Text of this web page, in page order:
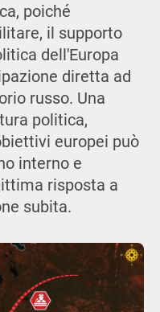
poiché
il supporto
dell'Europa
diretta ad
russo. Una
politica,
europei può
interno e
risposta a
subita.